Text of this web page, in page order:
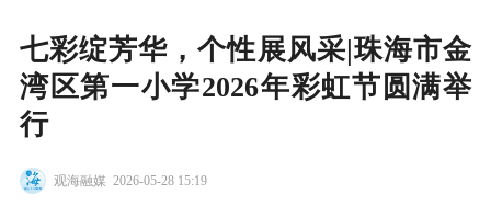
七彩绽芳华，个性展风采|珠海市金
湾区第一小学2026年彩虹节圆满举
行
观海融媒 2026-05-28 15:19